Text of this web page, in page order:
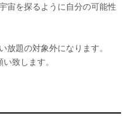
宙を探るように自分の可能性
題の対象外になります。
致します。